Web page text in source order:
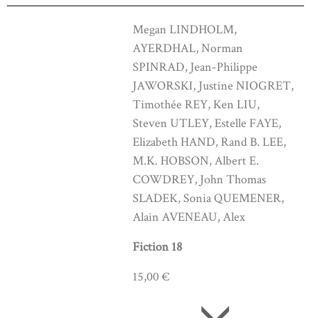
Megan LINDHOLM,
AYERDHAL, Norman
SPINRAD, Jean-Philippe
JAWORSKI, Justine NIOGRET,
Timothée REY, Ken LIU,
Steven UTLEY, Estelle FAYE,
Elizabeth HAND, Rand B. LEE,
M.K. HOBSON, Albert E.
COWDREY, John Thomas
SLADEK, Sonia QUEMENER,
Alain AVENEAU, Alex
Fiction 18
15,00 €